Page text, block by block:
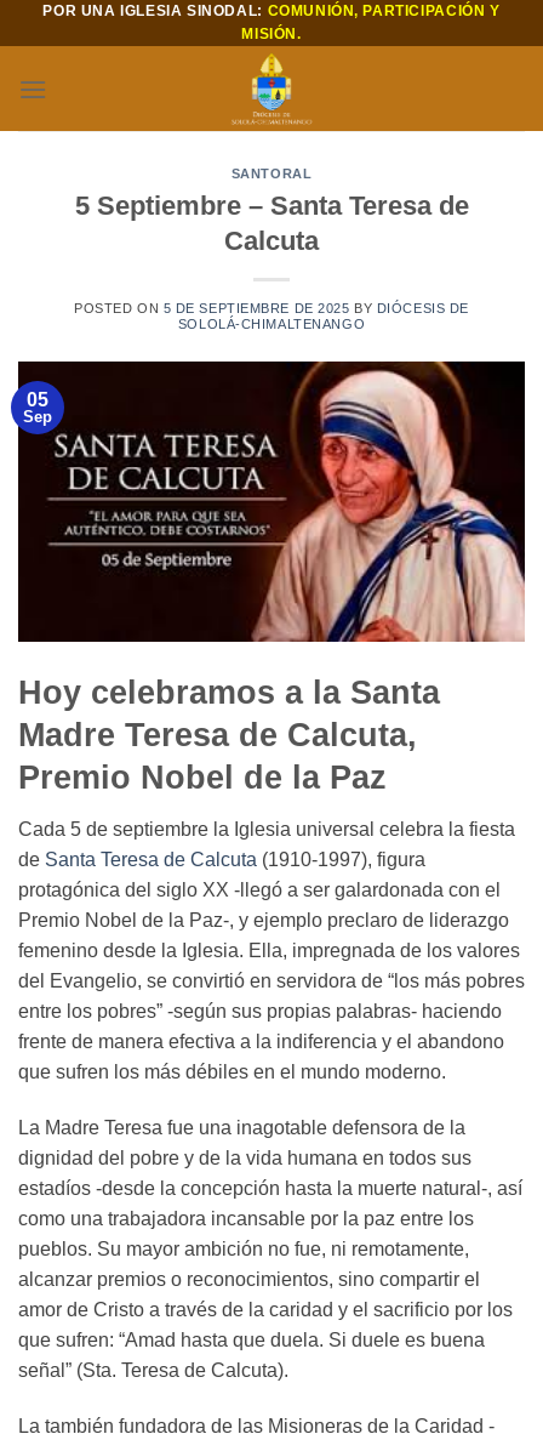
Saltar
al
POR UNA IGLESIA SINODAL: COMUNIÓN, PARTICIPACIÓN Y
MISIÓN.
SANTORAL
5 Septiembre – Santa Teresa de
Calcuta
POSTED ON 5 DE SEPTIEMBRE DE 2025 BY DIÓCESIS DE
SOLOLÁ-CHIMALTENANGO
05
Sep
Hoy celebramos a la Santa
Madre Teresa de Calcuta,
Premio Nobel de la Paz
Cada 5 de septiembre la Iglesia universal celebra la fiesta
de Santa Teresa de Calcuta (1910-1997), figura
protagónica del siglo XX -llegó a ser galardonada con el
Premio Nobel de la Paz-, y ejemplo preclaro de liderazgo
femenino desde la Iglesia. Ella, impregnada de los valores
del Evangelio, se convirtió en servidora de “los más pobres
entre los pobres” -según sus propias palabras- haciendo
frente de manera efectiva a la indiferencia y el abandono
que sufren los más débiles en el mundo moderno.
La Madre Teresa fue una inagotable defensora de la
dignidad del pobre y de la vida humana en todos sus
estadíos -desde la concepción hasta la muerte natural-, así
como una trabajadora incansable por la paz entre los
pueblos. Su mayor ambición no fue, ni remotamente,
alcanzar premios o reconocimientos, sino compartir el
amor de Cristo a través de la caridad y el sacrificio por los
que sufren: “Amad hasta que duela. Si duele es buena
señal” (Sta. Teresa de Calcuta).
La también fundadora de las Misioneras de la Caridad -